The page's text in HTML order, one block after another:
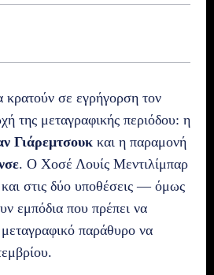
κρατούν σε εγρήγορση τον
της μεταγραφικής περιόδου: η
Γιάρεμτσουκ και η παραμονή
. Ο Χοσέ Λουίς Μεντιλίμπαρ
και στις δύο υποθέσεις — όμως
εμπόδια που πρέπει να
παράθυρο να